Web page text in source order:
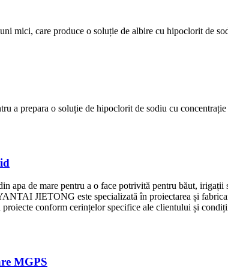
mici, care produce o soluție de albire cu hipoclorit de
a prepara o soluție de hipoclorit de sodiu cu
apa de mare pentru a o face potrivită pentru băut,
JIETONG este specializată în proiectarea și
conform cerințelor specifice ale clientului și
MGPS